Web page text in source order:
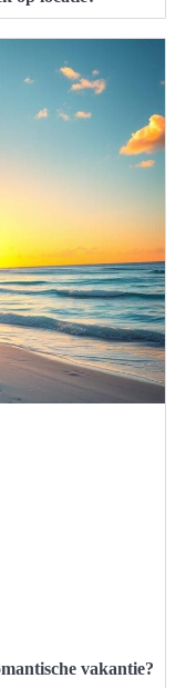
vakantie?